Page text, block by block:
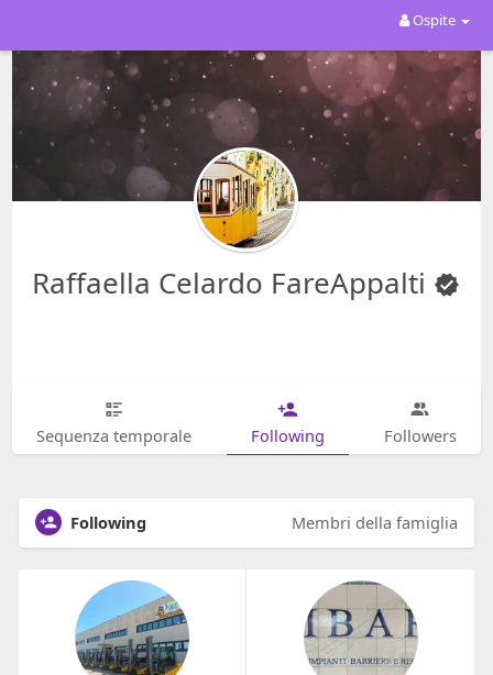
Ospite
Raffaella Celardo FareAppalti
Sequenza temporale Following Followers
Following Membri della famiglia